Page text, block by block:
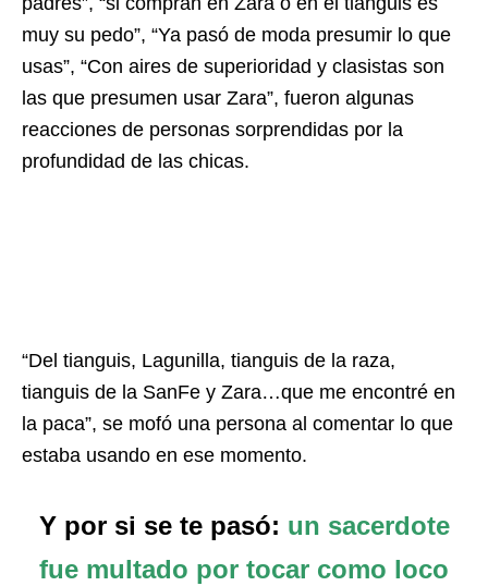
muy su pedo”, “Ya pasó de moda presumir lo que
usas”, “Con aires de superioridad y clasistas son
las que presumen usar Zara”, fueron algunas
reacciones de personas sorprendidas por la
profundidad de las chicas.
“Del tianguis, Lagunilla, tianguis de la raza,
tianguis de la SanFe y Zara…que me encontré en
la paca”, se mofó una persona al comentar lo que
estaba usando en ese momento.
Y por si se te pasó: un sacerdote
fue multado por tocar como loco